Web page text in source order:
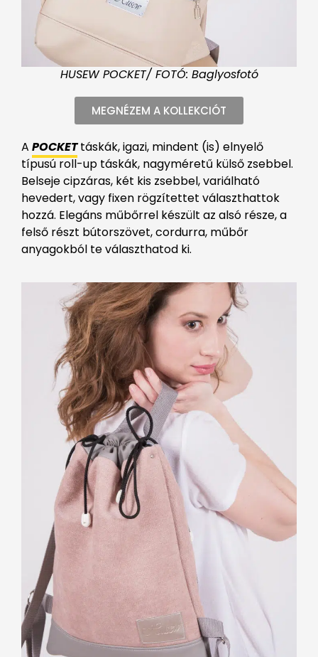
HUSEW POCKET/ FOTÓ: Baglyosfotó
MEGNÉZEM A KOLLEKCIÓT
A POCKETtáskák, igazi, mindent (is) elnyelő
típusú roll-up táskák, nagyméretű külső zsebbel.
Belseje cipzáras, két kis zsebbel, variálható
hevedert, vagy fixen rögzítettet választhattok
hozzá. Elegáns műbőrrel készült az alsó része, a
felső részt bútorszövet, cordurra, műbőr
anyagokból te választhatod ki.